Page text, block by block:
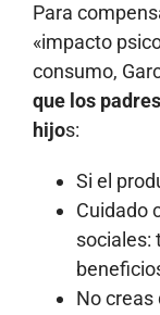
Para
«impacto
consumo,
que los
hijos:
Si el
Cuidado
sociales:
No creas